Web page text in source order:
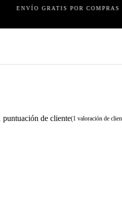
ENVÍO GRATIS POR COMPRAS
puntuación de cliente(1valoración de